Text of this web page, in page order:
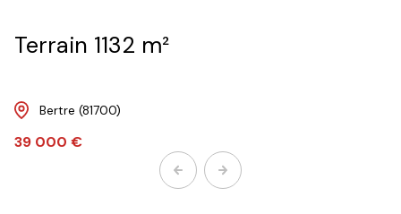
Terrain 1132 m²
Bertre (81700)
39 000 €